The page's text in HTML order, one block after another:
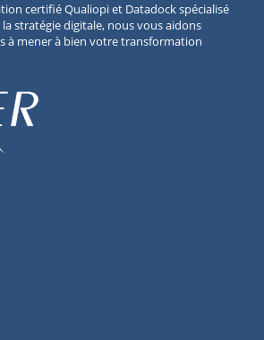
certifié Qualiopi et Datadock spécialisé
stratégie digitale, nous vous aidons
à mener à bien votre transformation